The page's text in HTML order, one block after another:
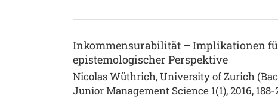
Inkommensurabilität – Implikationen
epistemologischer Perspektive
Nicolas Wüthrich, University of Zurich
Junior Management Science 1(1), 2016, 188-